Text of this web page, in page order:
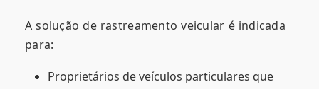
A solução de rastreamento veicular é indicada
para:
Proprietários de veículos particulares que